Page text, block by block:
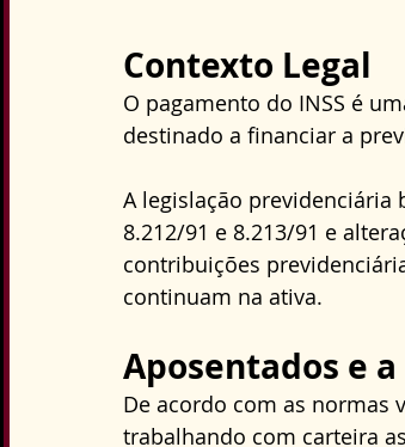
Contexto Legal
O pagamento do INSS é
destinado a financiar a
A legislação previdenciária
8.212/91 e 8.213/91 e
contribuições
continuam na ativa.
Aposentados e
De acordo com as normas
trabalhando com carteira